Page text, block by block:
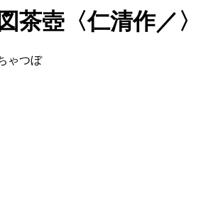
茶壺〈仁清作／〉
ゃつぼ